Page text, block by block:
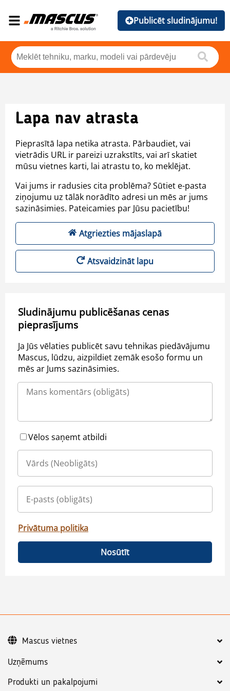
Publicēt sludinājumu!
Lapa nav atrasta
Pieprasītā lapa netika atrasta. Pārbaudiet, vai
vietrādis URL ir pareizi uzrakstīts, vai arī skatiet
mūsu vietnes karti, lai atrastu to, ko meklējat.
Vai jums ir radusies cita problēma? Sūtiet e-pasta
ziņojumu uz tālāk norādīto adresi un mēs ar jums
sazināsimies. Pateicamies par Jūsu pacietību!
Atgriezties mājaslapā
Atsvaidzināt lapu
Sludinājumu publicēšanas cenas
pieprasījums
Ja Jūs vēlaties publicēt savu tehnikas piedāvājumu
Mascus, lūdzu, aizpildiet zemāk esošo formu un
mēs ar Jums sazināsimies.
Vēlos saņemt atbildi
Privātuma politika
Nosūtīt
Uzņēmums
Produkti un pakalpojumi
Mascus vietnes